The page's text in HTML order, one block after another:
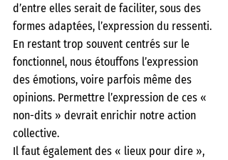
d’entre elles serait de faciliter, sous des
formes adaptées, l’expression du ressenti.
En restant trop souvent centrés sur le
fonctionnel, nous étouffons l’expression
des émotions, voire parfois même des
opinions. Permettre l’expression de ces «
non-dits » devrait enrichir notre action
collective.
Il faut également des « lieux pour dire »,